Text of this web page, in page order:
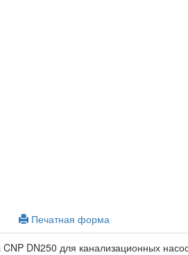
Печатная форма
DN250 для канализационных